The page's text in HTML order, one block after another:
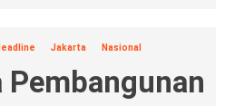
Jakarta Nasional
Pembangunan